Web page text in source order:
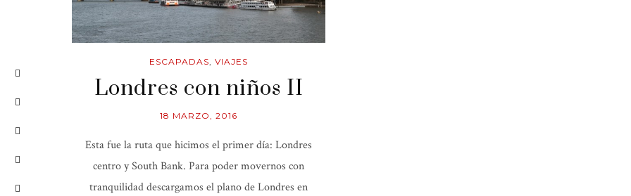
ESCAPADAS, VIAJES
Londres con niños II
18 MARZO, 2016
Esta fue la ruta que hicimos el primer día: Londres
centro y South Bank. Para poder movernos con
tranquilidad descargamos el plano de Londres en